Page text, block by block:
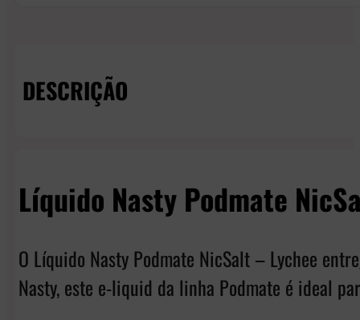
DESCRIÇÃO
Líquido Nasty Podmate
O Líquido Nasty Podmate NicSalt – Lychee
Nasty, este e-liquid da linha Podmate é ideal